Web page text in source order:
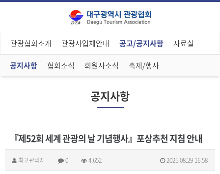
관광협회소개 관광사업체안내 공고/공지사항 자료실
공지사항 협회소식 회원사소식 축제/행사
공지사항
『제52회 세계 관광의 날 기념행사』포상추천 지침 안내
최고관리자 0 4,652 2025.08.29 16:58